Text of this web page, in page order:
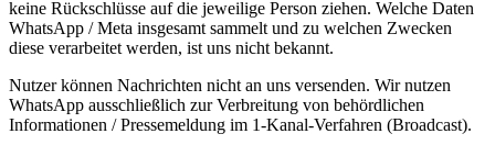
keine Rückschlüsse auf die jeweilige Person ziehen. Welche Daten
WhatsApp / Meta insgesamt sammelt und zu welchen Zwecken
diese verarbeitet werden, ist uns nicht bekannt.
Nutzer können Nachrichten nicht an uns versenden. Wir nutzen
WhatsApp ausschließlich zur Verbreitung von behördlichen
Informationen / Pressemeldung im 1-Kanal-Verfahren (Broadcast).